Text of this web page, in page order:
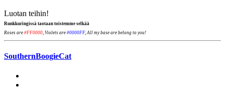
Luotan teihin!
Runkkuringissä taotaan toistemme selkää
Roses are #FF0000 , Violets are #0000FF, All my base are belong to you!
SouthernBoogieCat